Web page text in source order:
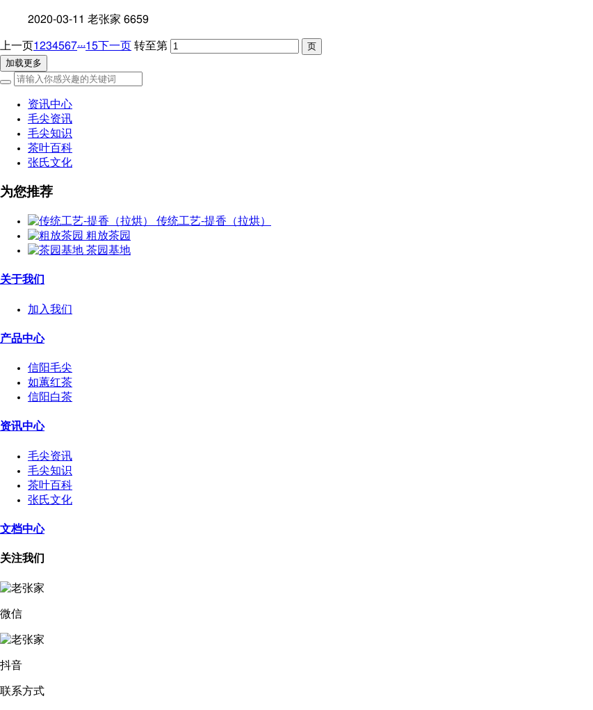
2020-03-11 老张家 6659
上一页 1 234567...15 下一页 转至第
加载更多
资讯中心
毛尖资讯
毛尖知识
茶叶百科
张氏文化
为您推荐
传统工艺-提香（拉烘）
粗放茶园
茶园基地
关于我们
加入我们
产品中心
信阳毛尖
如蕙红茶
信阳白茶
资讯中心
毛尖资讯
毛尖知识
茶叶百科
张氏文化
文档中心
关注我们
微信
抖音
联系方式